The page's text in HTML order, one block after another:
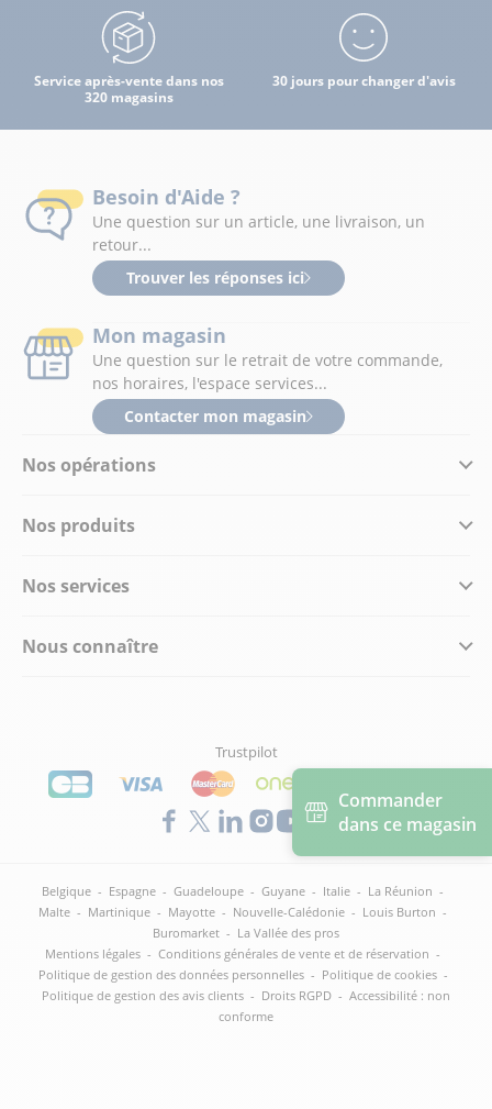
Commander
dans ce magasin
Service après-vente dans nos
320 magasins
30 jours pour changer d'avis
Nos opérations
Nos produits
Nos services
Nous connaître
Besoin d'Aide ?
Une question sur un article, une livraison, un
retour...
Trouver les réponses ici
Mon magasin
Une question sur le retrait de votre commande,
nos horaires, l'espace services...
Contacter mon magasin
Trustpilot
Belgique - Espagne - Guadeloupe - Guyane - Italie - La Réunion -
Malte - Martinique - Mayotte - Nouvelle-Calédonie - Louis Burton -
Buromarket - La Vallée des pros
Mentions légales - Conditions générales de vente et de réservation -
Politique de gestion des données personnelles - Politique de cookies -
Politique de gestion des avis clients - Droits RGPD - Accessibilité : non
conforme